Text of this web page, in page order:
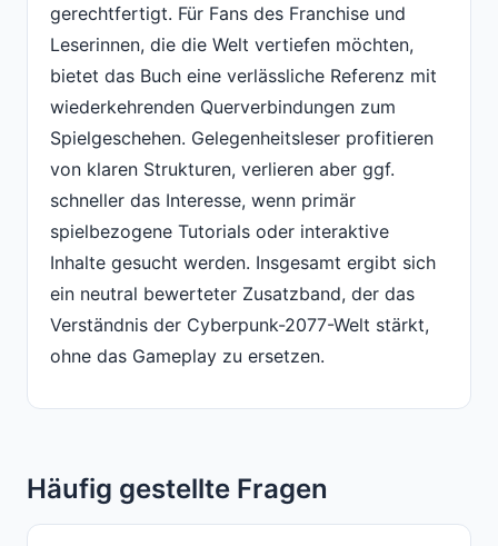
gerechtfertigt. Für Fans des Franchise und
Leserinnen, die die Welt vertiefen möchten,
bietet das Buch eine verlässliche Referenz mit
wiederkehrenden Querverbindungen zum
Spielgeschehen. Gelegenheitsleser profitieren
von klaren Strukturen, verlieren aber ggf.
schneller das Interesse, wenn primär
spielbezogene Tutorials oder interaktive
Inhalte gesucht werden. Insgesamt ergibt sich
ein neutral bewerteter Zusatzband, der das
Verständnis der Cyberpunk-2077-Welt stärkt,
ohne das Gameplay zu ersetzen.
Häufig gestellte Fragen